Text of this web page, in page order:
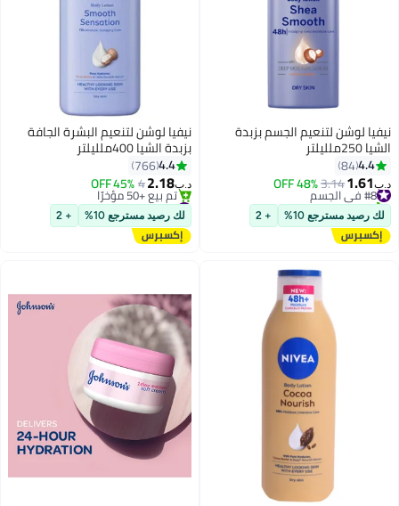
نيفيا لوشن لتنعيم الجسم بزبدة
الشيا 250ملليلتر
4.4
84
د.ب‏1.61
3.14
48% OFF #8 في الجسم
تم بيع +30 مؤخرًا
#8 في الجسم
لك رصيد مسترجع 10% + 2
نيفيا لوشن لتنعيم البشرة الجافة
بزبدة الشيا 400ملليلتر
4.4
766
د.ب‏2.18
4
45% OFF
#6 في الجسم
أقل سعر في 7 يوم
تم بيع +50 مؤخرًا
#6 في الجسم
لك رصيد مسترجع 10% + 2